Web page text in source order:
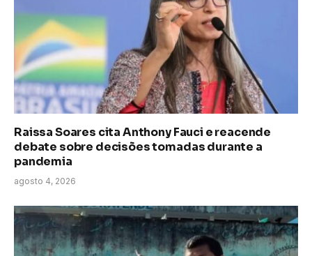
Raissa Soares cita Anthony Fauci e reacende
debate sobre decisões tomadas durante a
pandemia
agosto 4, 2026